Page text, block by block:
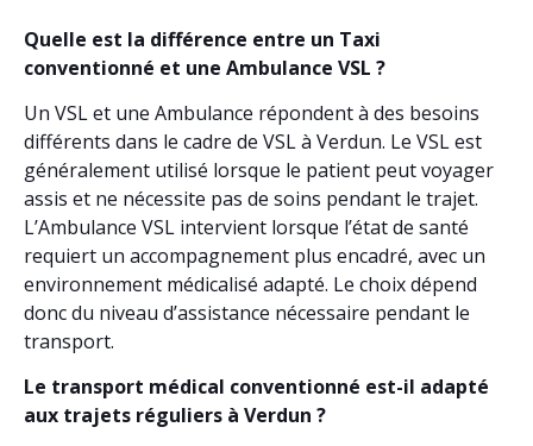
Quelle est la différence entre un Taxi
conventionné et une Ambulance VSL ?
Un VSL et une Ambulance répondent à des besoins
différents dans le cadre de VSL à Verdun. Le VSL est
généralement utilisé lorsque le patient peut voyager
assis et ne nécessite pas de soins pendant le trajet.
L’Ambulance VSL intervient lorsque l’état de santé
requiert un accompagnement plus encadré, avec un
environnement médicalisé adapté. Le choix dépend
donc du niveau d’assistance nécessaire pendant le
transport.
Le transport médical conventionné est-il adapté
aux trajets réguliers à Verdun ?